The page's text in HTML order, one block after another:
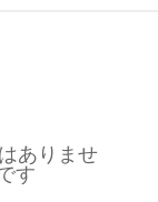
ありませ
す